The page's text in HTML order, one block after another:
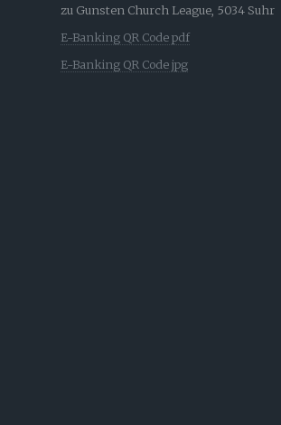
zu Gunsten Church League, 5034 Suhr
E-Banking QR Code pdf
E-Banking QR Code jpg